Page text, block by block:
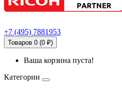
+7 (495) 7881953
Товаров 0 (0 ₽)
Ваша корзина пуста!
Категории